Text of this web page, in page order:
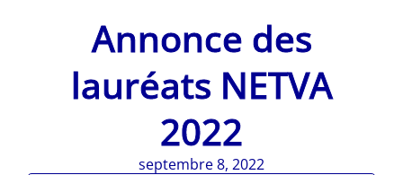
Annonce des
lauréats NETVA
2022
septembre 8, 2022